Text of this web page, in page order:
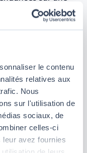
le contenu
relatives aux
Nous
sur l'utilisation de
sociaux, de
celles-ci
avez fournies
ainsi les
terme. Ils sont
des séries
des notes de
(GAN)
de données